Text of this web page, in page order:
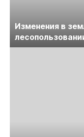
Изменения в
обсудят на